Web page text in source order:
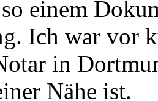
einem
Ich war vor
in
Nähe ist.